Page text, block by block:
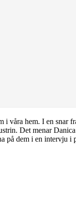
i våra hem. I en snar
Det menar
på dem i en intervju i